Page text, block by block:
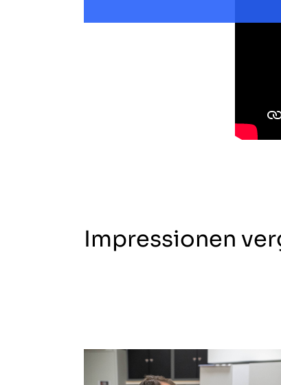
Impressionen